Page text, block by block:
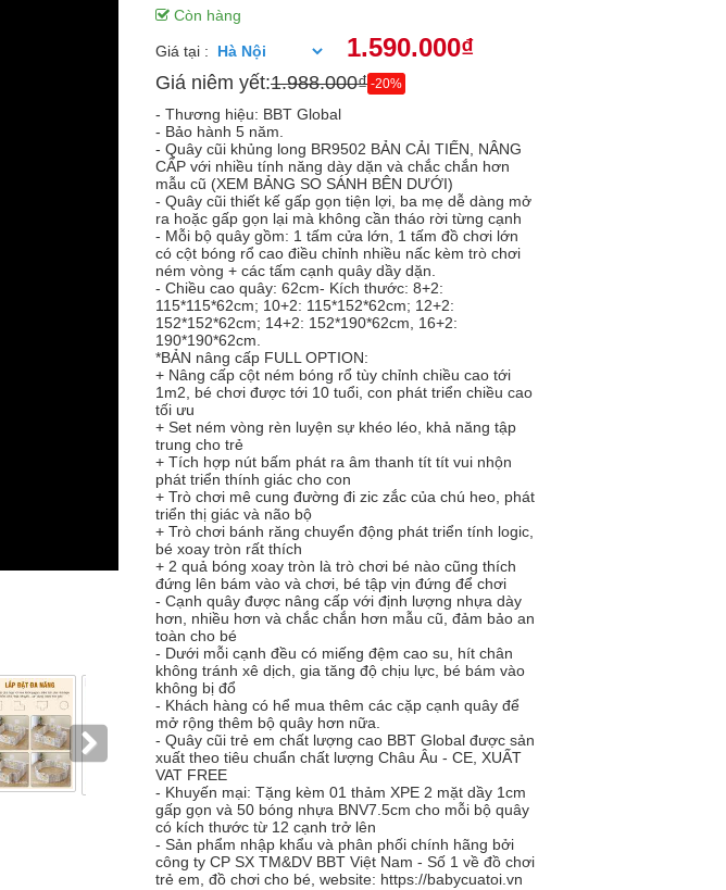
Còn hàng
Giá tại : 1.590.000₫
Giá niêm yết:1.988.000₫ -20%
- Thương hiệu: BBT Global
- Bảo hành 5 năm.
- Quây cũi khủng long BR9502 BẢN CẢI TIẾN, NÂNG
CẤP với nhiều tính năng dày dặn và chắc chắn hơn
mẫu cũ (XEM BẢNG SO SÁNH BÊN DƯỚI)
- Quây cũi thiết kế gấp gọn tiện lợi, ba mẹ dễ dàng mở
ra hoặc gấp gọn lại mà không cần tháo rời từng cạnh
- Mỗi bộ quây gồm: 1 tấm cửa lớn, 1 tấm đồ chơi lớn
có cột bóng rổ cao điều chỉnh nhiều nấc kèm trò chơi
ném vòng + các tấm cạnh quây dầy dặn.
- Chiều cao quây: 62cm- Kích thước: 8+2:
115*115*62cm; 10+2: 115*152*62cm; 12+2:
152*152*62cm; 14+2: 152*190*62cm, 16+2:
190*190*62cm.
*BẢN nâng cấp FULL OPTION:
+ Nâng cấp cột ném bóng rổ tùy chỉnh chiều cao tới
1m2, bé chơi được tới 10 tuổi, con phát triển chiều cao
tối ưu
+ Set ném vòng rèn luyện sự khéo léo, khả năng tập
trung cho trẻ
+ Tích hợp nút bấm phát ra âm thanh tít tít vui nhộn
phát triển thính giác cho con
+ Trò chơi mê cung đường đi zic zắc của chú heo, phát
triển thị giác và não bộ
+ Trò chơi bánh răng chuyển động phát triển tính logic,
bé xoay tròn rất thích
+ 2 quả bóng xoay tròn là trò chơi bé nào cũng thích
đứng lên bám vào và chơi, bé tập vịn đứng để chơi
- Cạnh quây được nâng cấp với định lượng nhựa dày
hơn, nhiều hơn và chắc chắn hơn mẫu cũ, đảm bảo an
toàn cho bé
- Dưới mỗi cạnh đều có miếng đệm cao su, hít chân
không tránh xê dịch, gia tăng độ chịu lực, bé bám vào
không bị đổ
- Khách hàng có hể mua thêm các cặp cạnh quây để
mở rộng thêm bộ quây hơn nữa.
- Quây cũi trẻ em chất lượng cao BBT Global được sản
xuất theo tiêu chuẩn chất lượng Châu Âu - CE, XUẤT
VAT FREE
- Khuyến mại: Tặng kèm 01 thảm XPE 2 mặt dầy 1cm
gấp gọn và 50 bóng nhựa BNV7.5cm cho mỗi bộ quây
có kích thước từ 12 cạnh trở lên
- Sản phẩm nhập khẩu và phân phối chính hãng bởi
công ty CP SX TM&DV BBT Việt Nam - Số 1 về đồ chơi
trẻ em, đồ chơi cho bé, website: https://babycuatoi.vn